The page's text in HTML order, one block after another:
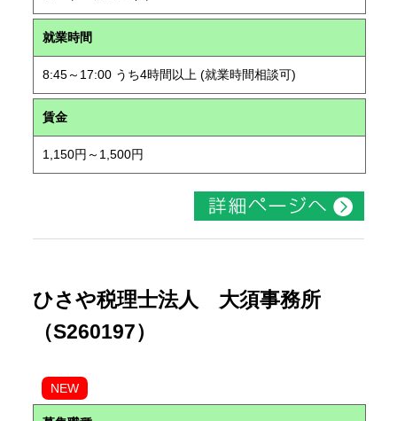
就業時間
8:45～17:00 うち4時間以上 (就業時間相談可)
賃金
1,150円～1,500円
ひさや税理士法人 大須事務所
（S260197）
NEW